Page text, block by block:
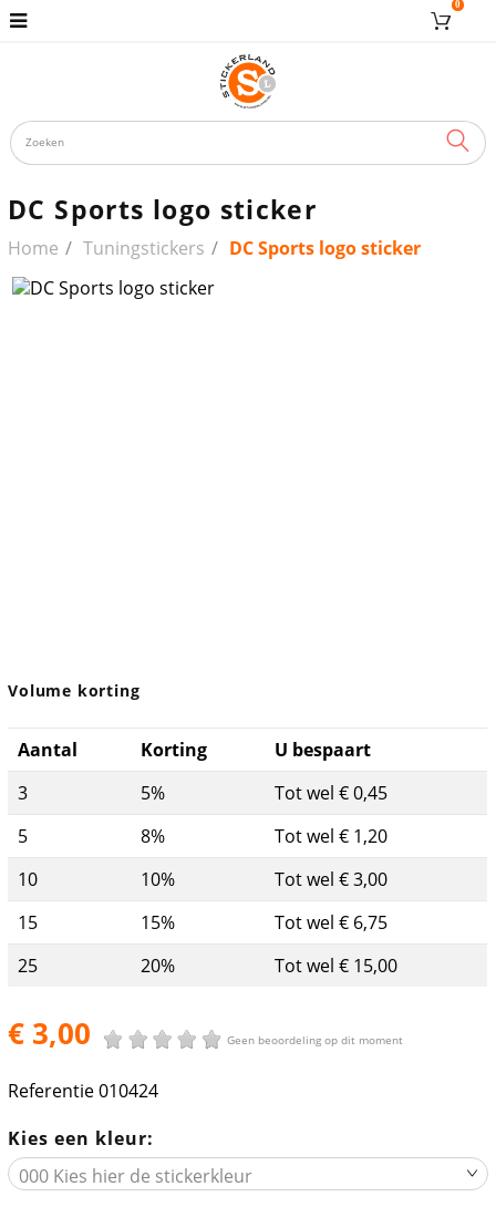
0
DC Sports logo sticker
Home Tuningstickers DC Sports logo sticker
Volume korting
Aantal Korting
U bespaart
3
5%
Tot wel € 0,45
5
8%
Tot wel € 1,20
10
10%
Tot wel € 3,00
15
15%
Tot wel € 6,75
25
20% Tot wel € 15,00
€ 3,00 Geen beoordeling op dit moment
Referentie010424
Kies een kleur: